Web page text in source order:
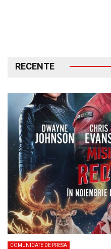
RECENTE
COMUNICATE DE PRESA